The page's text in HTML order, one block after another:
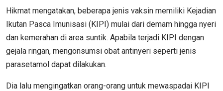
Hikmat mengatakan, beberapa jenis vaksin memiliki Kejadian
Ikutan Pasca Imunisasi (KIPI) mulai dari demam hingga nyeri
dan kemerahan di area suntik. Apabila terjadi KIPI dengan
gejala ringan, mengonsumsi obat antinyeri seperti jenis
parasetamol dapat dilakukan.
Dia lalu mengingatkan orang-orang untuk mewaspadai KIPI